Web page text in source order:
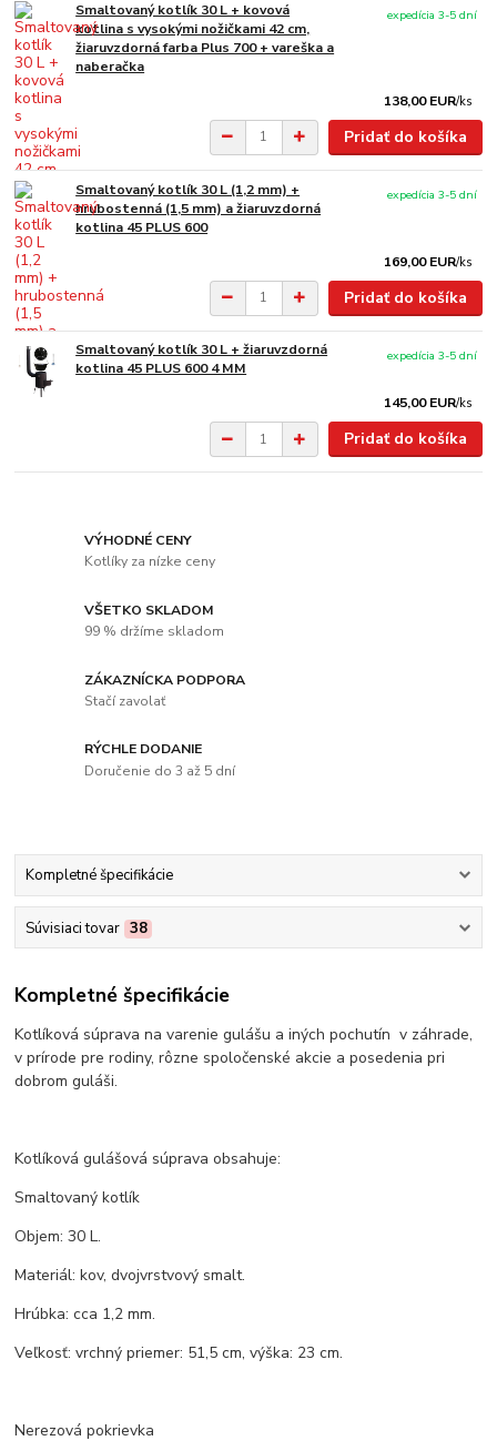
Smaltovaný kotlík 30 L + kovová
kotlina s vysokými nožičkami 42 cm,
žiaruvzdorná farba Plus 700 + vareška a
naberačka
138,00 EUR/ks
expedícia 3-5 dní
Pridať do košíka
Smaltovaný kotlík 30 L (1,2 mm) +
hrubostenná (1,5 mm) a žiaruvzdorná
kotlina 45 PLUS 600
169,00 EUR/ks
expedícia 3-5 dní
Pridať do košíka
Smaltovaný kotlík 30 L + žiaruvzdorná
kotlina 45 PLUS 600 4 MM
145,00 EUR/ks
expedícia 3-5 dní
Pridať do košíka
VÝHODNÉ CENY
Kotlíky za nízke ceny
VŠETKO SKLADOM
99 % držíme skladom
ZÁKAZNÍCKA PODPORA
Stačí zavolať
RÝCHLE DODANIE
Doručenie do 3 až 5 dní
Kompletné špecifikácie
Súvisiaci tovar 38
Kompletné špecifikácie
Kotlíková súprava na varenie gulášu a iných pochutín v záhrade,
v prírode pre rodiny, rôzne spoločenské akcie a posedenia pri
dobrom guláši.
Kotlíková gulášová súprava obsahuje:
Smaltovaný kotlík
Objem: 30 L.
Materiál: kov, dvojvrstvový smalt.
Hrúbka: cca 1,2 mm.
Veľkosť: vrchný priemer: 51,5 cm, výška: 23 cm.
Nerezová pokrievka